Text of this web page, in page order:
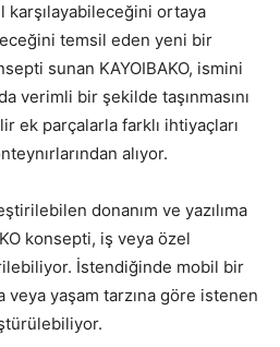
karşılayabileceğini ortaya
temsil eden yeni bir
sunan KAYOIBAKO, ismini
verimli bir şekilde taşınmasını
ek parçalarla farklı ihtiyaçları
alıyor.
donanım ve yazılıma
konsepti, iş veya özel
İstendiğinde mobil bir
veya yaşam tarzına göre istenen